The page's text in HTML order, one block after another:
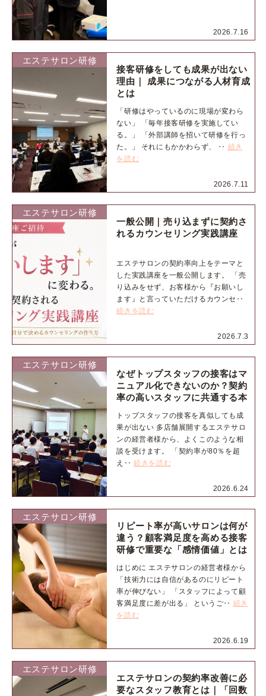
2026.7.16
エステサロン研修
2026.7.11
接客研修をしても成果が出ない
理由｜ 成果につながる人材育成
とは
「研修はやっているのに現場が変わら
ない」 「毎年接客研修を実施してい
る。」 「外部講師を招いて研修を行っ
た。」 それにもかかわらず、 ‥ 続き
を読む
エステサロン研修
2026.7.3
一般公開｜売り込まずに契約さ
れるカウンセリング実践講座
エステサロンの契約率向上をテーマと
した実践講座を一般公開します。 「売
り込みをせず、お客様から『お願いし
ます』と言っていただけるカウンセ‥
続きを読む
エステサロン研修
2026.6.24
なぜトップスタッフの接客はマ
ニュアル化できないのか？契約
率の高いスタッフに共通する本
トップスタッフの接客を真似しても成
果が出ない 多店舗展開するエステサロ
ンの経営者様から、よくこのような相
談を受けます。 「契約率が80％を超
え‥続きを読む
エステサロン研修
2026.6.19
リピート率が高いサロンは何が
違う？顧客満足度を高める接客
研修で重要な「感情価値」とは
はじめに エステサロンの経営者様から
「技術力には自信があるのにリピート
率が伸びない」 「スタッフによって顧
客満足度に差が出る」 というご‥ 続き
を読む
エステサロン研修
エステサロンの契約率改善に必
要なスタッフ教育とは｜「回数